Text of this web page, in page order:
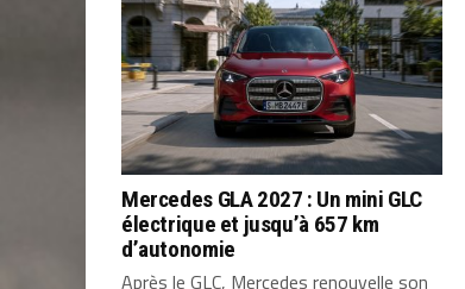
Mercedes GLA 2027 : Un mini GLC
électrique et jusqu’à 657 km
d’autonomie
Après le GLC, Mercedes renouvelle son